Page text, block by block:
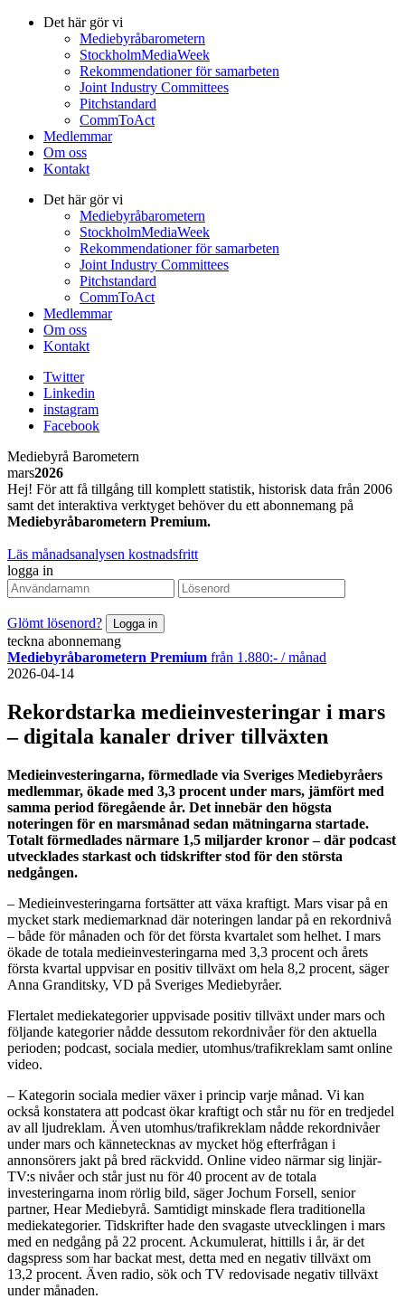
Det här gör vi
Mediebyråbarometern
StockholmMediaWeek
Rekommendationer för samarbeten
Joint Industry Committees
Pitchstandard
CommToAct
Medlemmar
Om oss
Kontakt
Det här gör vi
Mediebyråbarometern
StockholmMediaWeek
Rekommendationer för samarbeten
Joint Industry Committees
Pitchstandard
CommToAct
Medlemmar
Om oss
Kontakt
Twitter
Linkedin
instagram
Facebook
Mediebyrå Barometern
mars2026
Hej! För att få tillgång till komplett statistik, historisk data från 2006
samt det interaktiva verktyget behöver du ett abonnemang på
Mediebyråbarometern Premium.
Läs månadsanalysen kostnadsfritt
logga in
Glömt lösenord?
teckna abonnemang
Mediebyråbarometern Premium från 1.880:- / månad
2026-04-14
Rekordstarka medieinvesteringar i mars
– digitala kanaler driver tillväxten
Medieinvesteringarna, förmedlade via Sveriges Mediebyråers
medlemmar, ökade med 3,3 procent under mars, jämfört med
samma period föregående år. Det innebär den högsta
noteringen för en marsmånad sedan mätningarna startade.
Totalt förmedlades närmare 1,5 miljarder kronor – där podcast
utvecklades starkast och tidskrifter stod för den största
nedgången.
– Medieinvesteringarna fortsätter att växa kraftigt. Mars visar på en
mycket stark mediemarknad där noteringen landar på en rekordnivå
– både för månaden och för det första kvartalet som helhet. I mars
ökade de totala medieinvesteringarna med 3,3 procent och årets
första kvartal uppvisar en positiv tillväxt om hela 8,2 procent, säger
Anna Granditsky, VD på Sveriges Mediebyråer.
Flertalet mediekategorier uppvisade positiv tillväxt under mars och
följande kategorier nådde dessutom rekordnivåer för den aktuella
perioden; podcast, sociala medier, utomhus/trafikreklam samt online
video.
– Kategorin sociala medier växer i princip varje månad. Vi kan
också konstatera att podcast ökar kraftigt och står nu för en tredjedel
av all ljudreklam. Även utomhus/trafikreklam nådde rekordnivåer
under mars och kännetecknas av mycket hög efterfrågan i
annonsörers jakt på bred räckvidd. Online video närmar sig linjär-
TV:s nivåer och står just nu för 40 procent av de totala
investeringarna inom rörlig bild, säger Jochum Forsell, senior
partner, Hear Mediebyrå. Samtidigt minskade flera traditionella
mediekategorier. Tidskrifter hade den svagaste utvecklingen i mars
med en nedgång på 22 procent. Ackumulerat, hittills i år, är det
dagspress som har backat mest, detta med en negativ tillväxt om
13,2 procent. Även radio, sök och TV redovisade negativ tillväxt
under månaden.